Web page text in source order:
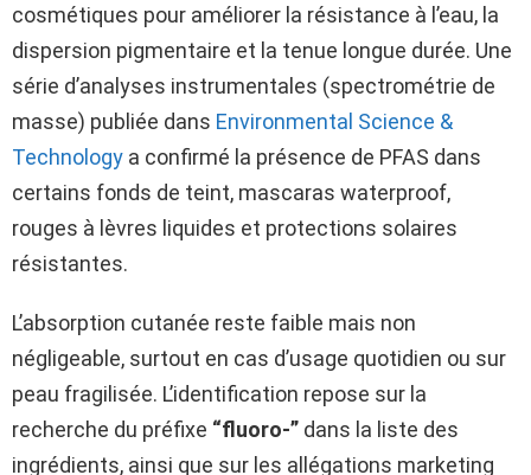
cosmétiques pour améliorer la résistance à l’eau, la
dispersion pigmentaire et la tenue longue durée. Une
série d’analyses instrumentales (spectrométrie de
masse) publiée dans Environmental Science &
Technology a confirmé la présence de PFAS dans
certains fonds de teint, mascaras waterproof,
rouges à lèvres liquides et protections solaires
résistantes.
L’absorption cutanée reste faible mais non
négligeable, surtout en cas d’usage quotidien ou sur
peau fragilisée. L’identification repose sur la
recherche du préfixe “fluoro-” dans la liste des
ingrédients, ainsi que sur les allégations marketing